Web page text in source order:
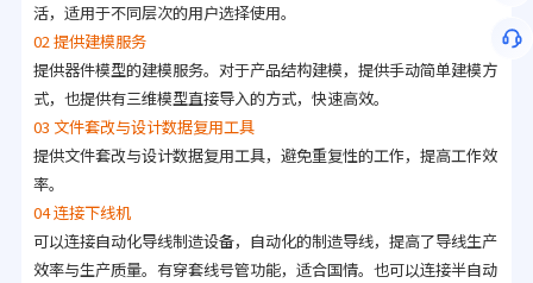
活，适用于不同层次的用户选择使用。
02 提供建模服务
提供器件模型的建模服务。对于产品结构建模，提供手动简单建模方
式，也提供有三维模型直接导入的方式，快速高效。
03 文件套改与设计数据复用工具
提供文件套改与设计数据复用工具，避免重复性的工作，提高工作效
率。
04 连接下线机
可以连接自动化导线制造设备，自动化的制造导线，提高了导线生产
效率与生产质量。有穿套线号管功能，适合国情。也可以连接半自动